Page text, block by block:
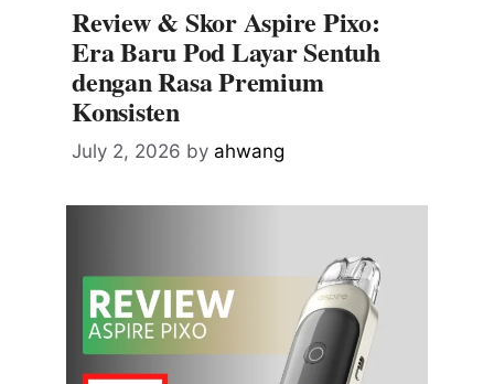
Review & Skor Aspire Pixo:
Era Baru Pod Layar Sentuh
dengan Rasa Premium
Konsisten
July 2, 2026 by ahwang